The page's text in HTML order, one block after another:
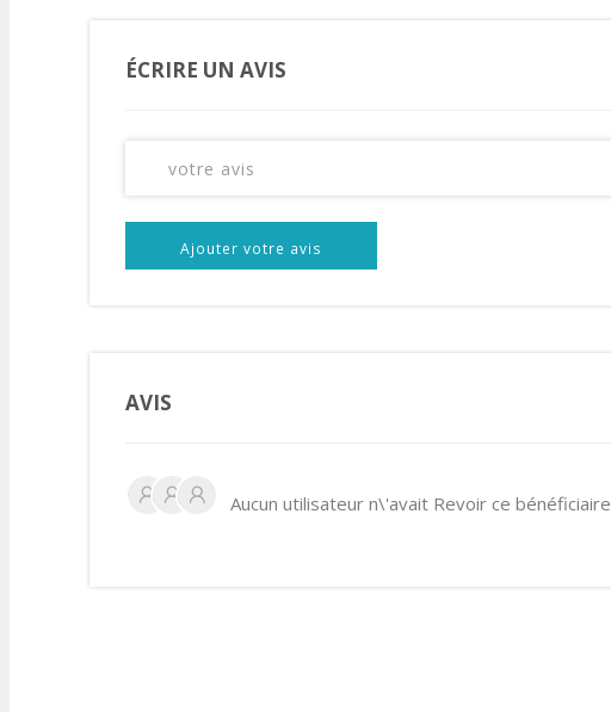
ÉCRIRE UN AVIS
Ajouter votre avis
AVIS
Aucun utilisateur n\'avait Revoir ce bénéficiaire